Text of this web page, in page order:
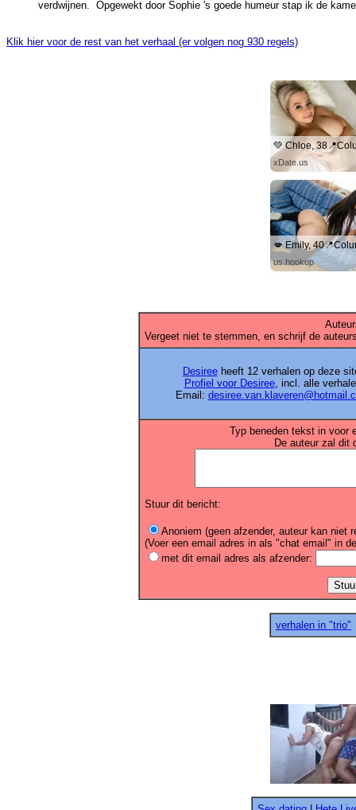
Klik hier voor de rest van het verhaal (er volgen nog 930 regels)
xDate.us
us.hookup
Vergeet niet te stemmen, en schrijf de
Desireeheeft 12 verhalen op deze
Profiel voor Desiree, incl. alle
Email:
Typ beneden tekst in voor
De auteur zal dit
Stuur dit bericht:
Anoniem (geen afzender, auteur kan niet
(Voer een email adres in als "chat email" in
met dit email adres als afzender:
verhalen in "trio"